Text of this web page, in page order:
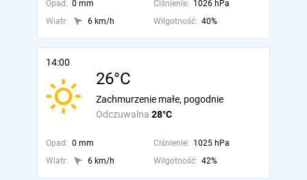
Opad: 0 mm Ciśnienie: 1026 hPa
Wiatr:
6 km/h Wilgotność: 40%
14:00
26°C
Odczuwalna 28°C
Zachmurzenie małe, pogodnie
Opad: 0 mm Ciśnienie: 1025 hPa
Wiatr:
6 km/h Wilgotność: 42%